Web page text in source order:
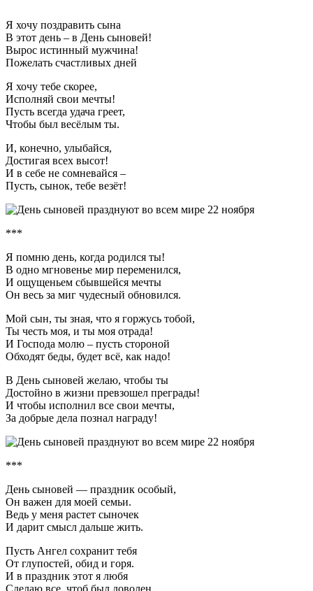
Я хочу поздравить сына
В этот день – в День сыновей!
Вырос истинный мужчина!
Пожелать счастливых дней
Я хочу тебе скорее,
Исполняй свои мечты!
Пусть всегда удача греет,
Чтобы был весёлым ты.
И, конечно, улыбайся,
Достигая всех высот!
И в себе не сомневайся –
Пусть, сынок, тебе везёт!
***
Я помню день, когда родился ты!
В одно мгновенье мир переменился,
И ощущеньем сбывшейся мечты
Он весь за миг чудесный обновился.
Мой сын, ты зная, что я горжусь тобой,
Ты честь моя, и ты моя отрада!
И Господа молю – пусть стороной
Обходят беды, будет всё, как надо!
В День сыновей желаю, чтобы ты
Достойно в жизни превзошел преграды!
И чтобы исполнил все свои мечты,
За добрые дела познал награду!
***
День сыновей — праздник особый,
Он важен для моей семьи.
Ведь у меня растет сыночек
И дарит смысл дальше жить.
Пусть Ангел сохранит тебя
От глупостей, обид и горя.
И в праздник этот я любя